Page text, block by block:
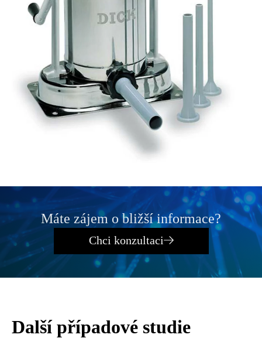
Máte zájem o bližší informace?
Chci konzultaci
Další případové studie